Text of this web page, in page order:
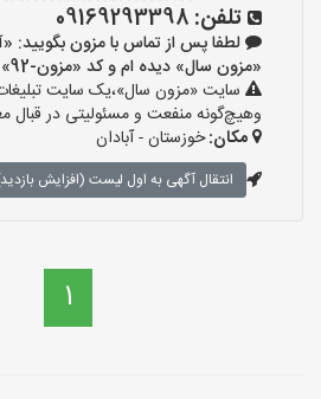
تلفن: 09169293398
لطفا پس از تماس با مزون بگویید:
«مزون سال» دیده ام و کد «مزون-92» را اعلام کنید»
سایت «مزون سال»،یک سایت
وهیچ‌گونه منفعت و مسئولیتی در قبال
مکان:خوزستان - آبادان
انتقال آگهی به اول لیست (افزایش
1